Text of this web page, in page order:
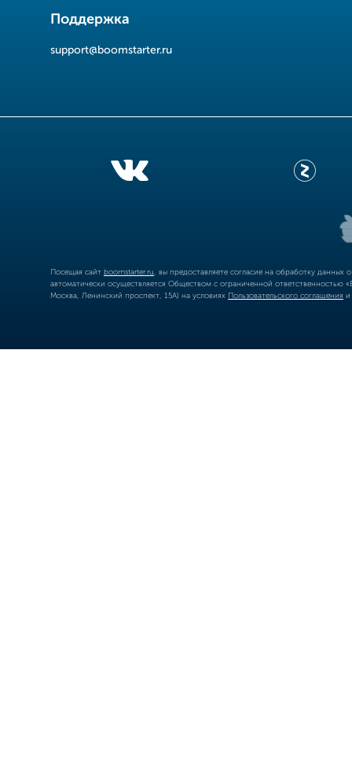
Поддержка
support@boomstarter.ru
Посещая сайт boomstarter.ru , вы предоставляете согласие на обработку
автоматически осуществляется Обществом с ограниченной
Москва, Ленинский проспект, 15А) на условиях Пользовательского соглашения и